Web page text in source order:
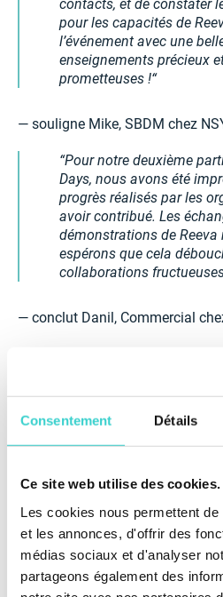
Consentement Détails
Ce site web utilise des cookies.
Les cookies nous permettent
et les annonces, d'offrir des
médias sociaux et d'analyser
partageons également des
contacts, et de constater
pour les capacités de
l’événement avec une
enseignements précieux
prometteuses !
— souligne Mike, SBDM chez
Pour notre deuxième
Days, nous avons été
progrès réalisés par les
avoir contribué. Les
démonstrations de
espérons que cela
collaborations fructueuses
— conclut Danil, Commercial
opportunité — nous attendons